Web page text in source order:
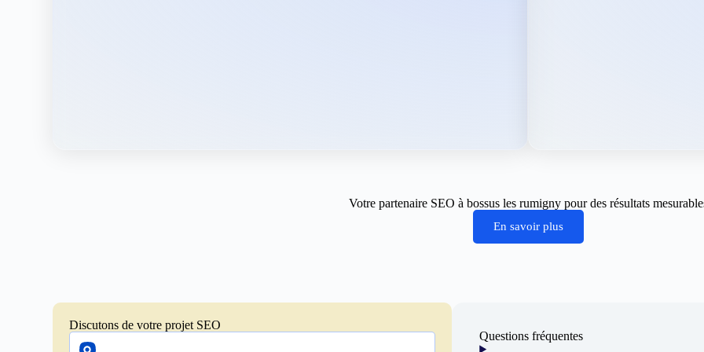
Votre partenaire SEO à bossus les rumigny pour des résultats
En savoir plus
Discutons de votre projet SEO
Questions fréquentes